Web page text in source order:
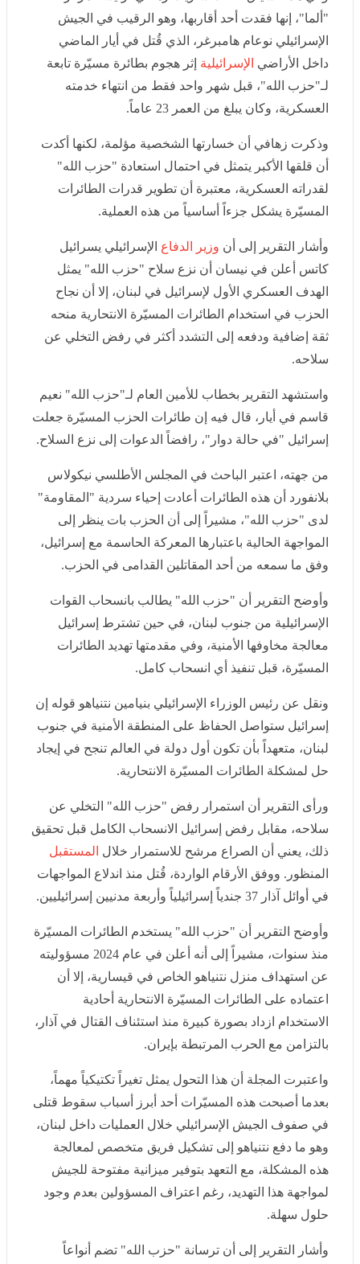
نوعام هامبرغر، الذي قُتل في أيار الماضي داخل الأراضي
الإسرائيلية
إثر هجوم بطائرة مسيّرة تابعة لـ"حزب الله"، قبل
شهر واحد فقط من انتهاء خدمته العسكرية، وكان يبلغ من
العمر 23 عاماً.
وذكرت زهافي أن خسارتها الشخصية مؤلمة، لكنها أكدت أن
قلقها الأكبر يتمثل في احتمال استعادة "حزب الله" لقدراته
العسكرية، معتبرة أن تطوير قدرات الطائرات المسيّرة
يشكل جزءاً أساسياً من هذه العملية.
وأشار التقرير إلى أنوزير الدفاعالإسرائيلي يسرائيل كاتس
أعلن في نيسان أن نزع سلاح "حزب الله" يمثل الهدف
العسكري الأول لإسرائيل في لبنان، إلا أن نجاح الحزب في
استخدام الطائرات المسيّرة الانتحارية منحه ثقة إضافية
ودفعه إلى التشدد أكثر في رفض التخلي عن سلاحه.
واستشهد التقرير بخطاب للأمين العام لـ"حزب الله" نعيم
قاسم في أيار، قال فيه إن طائرات الحزب المسيّرة جعلت
إسرائيل "في حالة دوار"، رافضاً الدعوات إلى نزع السلاح.
من جهته، اعتبر الباحث في المجلس الأطلسي نيكولاس
بلانفورد أن هذه الطائرات أعادت إحياء سردية "المقاومة"
لدى "حزب الله"، مشيراً إلى أن الحزب بات ينظر إلى
المواجهة الحالية باعتبارها المعركة الحاسمة مع إسرائيل،
وفق ما سمعه من أحد المقاتلين القدامى في الحزب.
وأوضح التقرير أن "حزب الله" يطالب بانسحاب القوات
الإسرائيلية من جنوب لبنان، في حين تشترط إسرائيل
معالجة مخاوفها الأمنية، وفي مقدمتها تهديد الطائرات
المسيّرة، قبل تنفيذ أي انسحاب كامل.
ونقل عن رئيس الوزراء الإسرائيلي بنيامين نتنياهو قوله إن
إسرائيل ستواصل الحفاظ على المنطقة الأمنية في جنوب
لبنان، متعهداً بأن تكون أول دولة في العالم تنجح في إيجاد
حل لمشكلة الطائرات المسيّرة الانتحارية.
ورأى التقرير أن استمرار رفض "حزب الله" التخلي عن
سلاحه، مقابل رفض إسرائيل الانسحاب الكامل قبل تحقيق
ذلك، يعني أن الصراع مرشح للاستمرار خلال المستقبل
المنظور. ووفق الأرقام الواردة، قُتل منذ اندلاع المواجهات
في أوائل آذار 37 جندياً إسرائيلياً وأربعة مدنيين إسرائيليين.
وأوضح التقرير أن "حزب الله" يستخدم الطائرات المسيّرة
منذ سنوات، مشيراً إلى أنه أعلن في عام 2024 مسؤوليته عن
استهداف منزل نتنياهو الخاص في قيسارية، إلا أن اعتماده
على الطائرات المسيّرة الانتحارية أحادية الاستخدام ازداد
بصورة كبيرة منذ استئناف القتال في آذار، بالتزامن مع
الحرب المرتبطة بإيران.
واعتبرت المجلة أن هذا التحول يمثل تغيراً تكتيكياً مهماً، بعدما
أصبحت هذه المسيّرات أحد أبرز أسباب سقوط قتلى في
صفوف الجيش الإسرائيلي خلال العمليات داخل لبنان، وهو ما
دفع نتنياهو إلى تشكيل فريق متخصص لمعالجة هذه
المشكلة، مع التعهد بتوفير ميزانية مفتوحة للجيش لمواجهة
هذا التهديد، رغم اعتراف المسؤولين بعدم وجود حلول سهلة.
وأشار التقرير إلى أن ترسانة "حزب الله" تضم أنواعاً متعددة
من الطائرات المسيّرة، من بينها طائرات بعيدة المدى، إلا أن
الطائرات الانتحارية الموجهة عبر الألياف البصرية أصبحت من
أكثر الأسلحة استخداماً خلال المواجهات.